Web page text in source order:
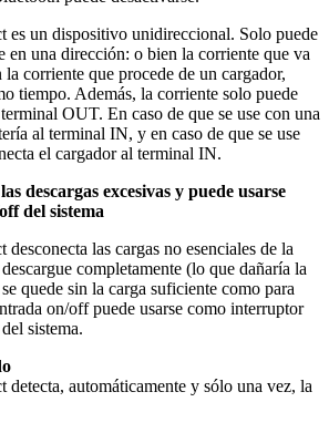
es un dispositivo unidireccional. Solo puede
en una dirección: o bien la corriente que va
corriente que procede de un cargador,
tiempo. Además, la corriente solo puede
OUT. En caso de que se use con una
al terminal IN, y en caso de que se use
el cargador al terminal IN.
descargas excesivas y puede usarse
del sistema
las cargas no esenciales de la
completamente (lo que dañaría la
quede sin la carga suficiente como para
on/off puede usarse como interruptor
sistema.
detecta, automáticamente y sólo una vez, la